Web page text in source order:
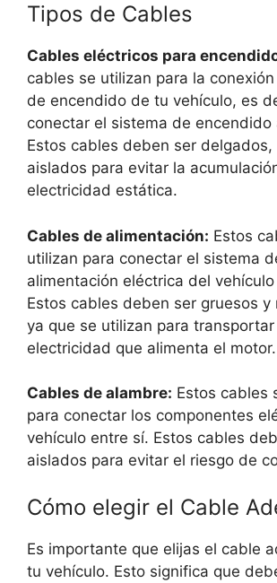
Tipos de Cables
Cables eléctricos para
cables se utilizan para la
de encendido de tu vehículo, es
conectar el sistema de encendido
Estos cables deben ser
aislados para evitar la
electricidad estática.
Cables de alimentación: Estos
utilizan para conectar el sistema
alimentación eléctrica del
Estos cables deben ser gruesos y
ya que se utilizan para transportar
electricidad que alimenta el motor.
Cables de alambre: Estos cables
para conectar los componentes
vehículo entre sí. Estos cables
aislados para evitar el riesgo de
Cómo elegir el Cable
Es importante que elijas el cable
tu vehículo. Esto significa que